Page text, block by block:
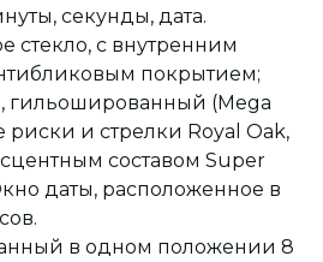
секунды, дата.
стекло, с внутренним
покрытием;
гильошированный (Mega
риски и стрелки Royal Oak,
составом Super
даты, расположенное в
в одном положении 8